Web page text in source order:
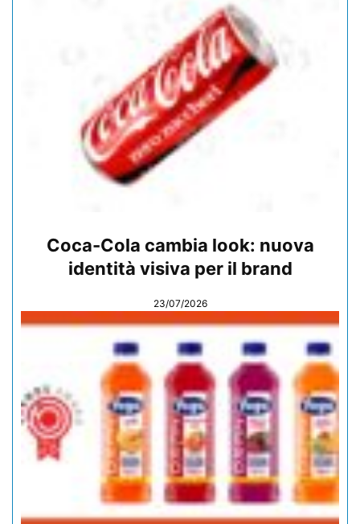
Coca-Cola cambia look: nuova
identità visiva per il brand
23/07/2026